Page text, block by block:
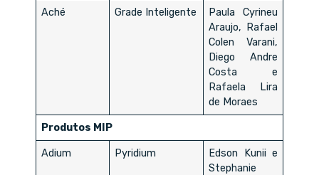
Aché Grade Inteligente
Paula Cyrineu
Araujo, Rafael
Colen Varani,
Diego Andre
Costa e
Rafaela Lira
de Moraes
Produtos MIP
Adium Pyridium
Edson Kunii e
Stephanie